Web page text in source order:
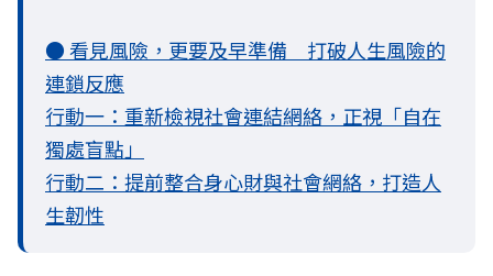
● 看見風險，更要及早準備 打破人生風險的
連鎖反應
行動一：重新檢視社會連結網絡，正視「自在
獨處盲點」
行動二：提前整合身心財與社會網絡，打造人
生韌性